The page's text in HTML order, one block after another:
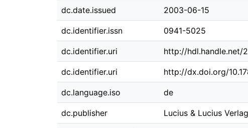
dc.date.issued 2003-06-15
dc.identifier.issn 0941-5025
dc.identifier.uri http://hdl.handle.net/
dc.identifier.uri http://dx.doi.org/
dc.language.iso de
dc.publisher Lucius & Lucius